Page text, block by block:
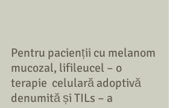
Pentru pacienții cu melanom
mucozal, lifileucel – o
terapie  celulară adoptivă
denumită și TILs – a